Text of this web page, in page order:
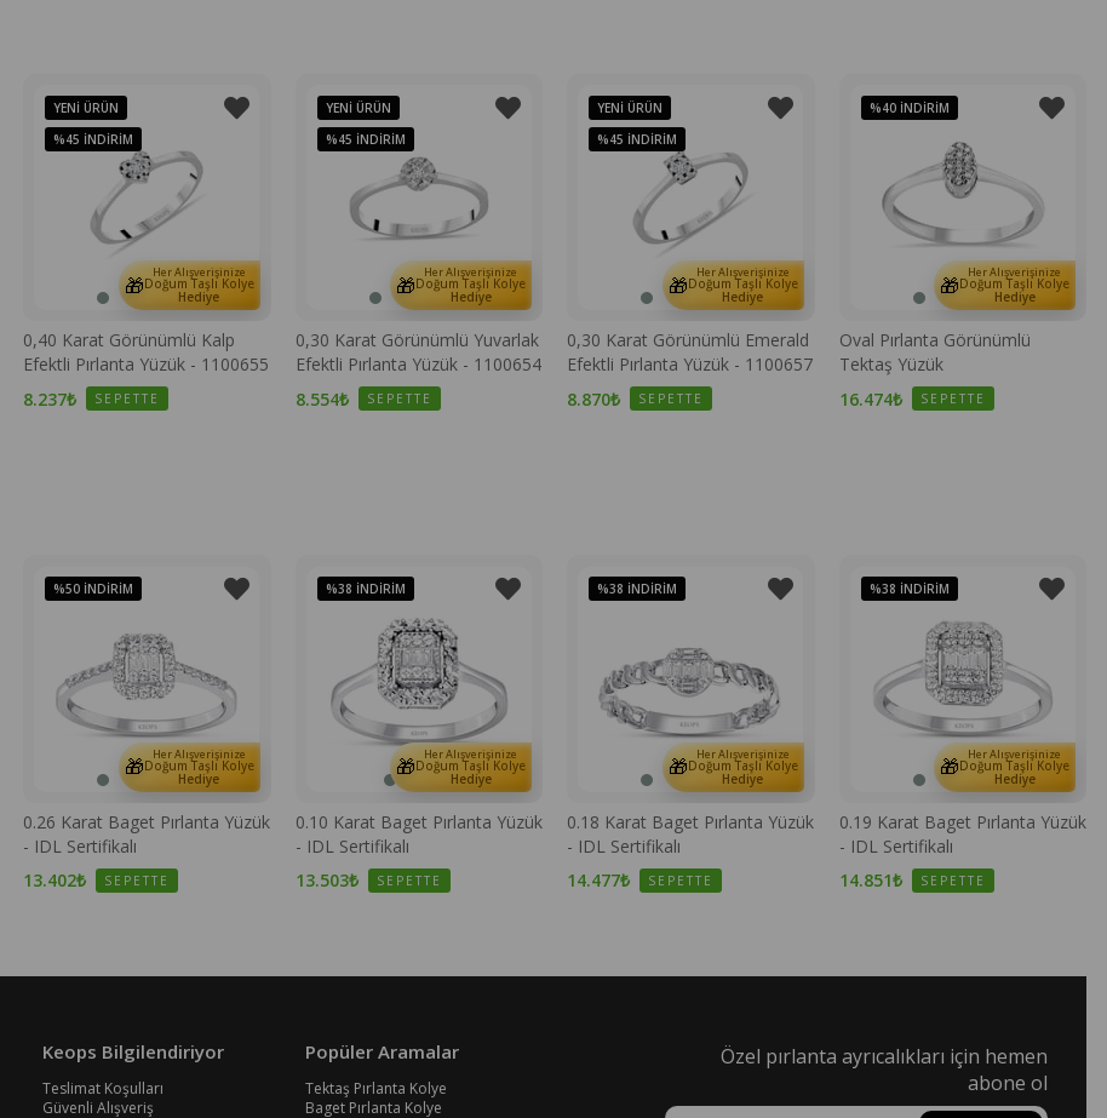
🎁 Her Alışverişinize
Doğum Taşlı Kolye
Hediye
0,40 Karat Görünümlü Kalp
Efektli Pırlanta Yüzük - 1100655
8.237₺
SEPETTE
YENI ÜRÜN
%45 İNDIRIM
🎁 Her Alışverişinize
Doğum Taşlı Kolye
Hediye
0,30 Karat Görünümlü Yuvarlak
Efektli Pırlanta Yüzük - 1100654
8.554₺
SEPETTE
YENI ÜRÜN
%45 İNDIRIM
🎁 Her Alışverişinize
Doğum Taşlı Kolye
Hediye
0,30 Karat Görünümlü Emerald
Efektli Pırlanta Yüzük - 1100657
8.870₺
SEPETTE
YENI ÜRÜN
%45 İNDIRIM
🎁 Her Alışverişinize
Doğum Taşlı Kolye
Hediye
Oval Pırlanta Görünümlü
Tektaş Yüzük
16.474₺
SEPETTE
%40 İNDIRIM
🎁 Her Alışverişinize
Doğum Taşlı Kolye
Hediye
0.26 Karat Baget Pırlanta Yüzük
- IDL Sertifikalı
13.402₺
SEPETTE
%50 İNDIRIM
🎁 Her Alışverişinize
Doğum Taşlı Kolye
Hediye
0.10 Karat Baget Pırlanta Yüzük
- IDL Sertifikalı
13.503₺
SEPETTE
%38 İNDIRIM
🎁 Her Alışverişinize
Doğum Taşlı Kolye
Hediye
0.18 Karat Baget Pırlanta Yüzük
- IDL Sertifikalı
14.477₺
SEPETTE
%38 İNDIRIM
🎁 Her Alışverişinize
Doğum Taşlı Kolye
Hediye
0.19 Karat Baget Pırlanta Yüzük
- IDL Sertifikalı
14.851₺
SEPETTE
%38 İNDIRIM
Keops Bilgilendiriyor
Teslimat Koşulları
Güvenli Alışveriş
Popüler Aramalar
Tektaş Pırlanta Kolye
Baget Pırlanta Kolye
Özel pırlanta ayrıcalıkları için hemen
abone ol